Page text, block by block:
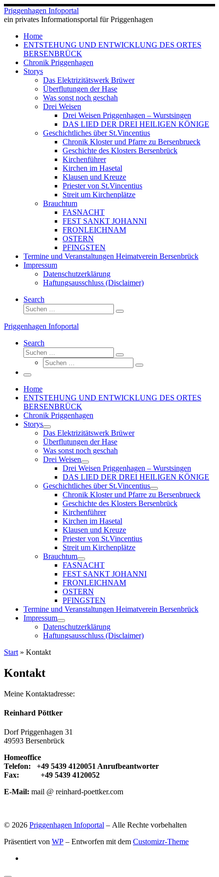
Zum
Inhalt
springen
Priggenhagen Infoportal
ein privates Informationsportal für Priggenhagen
Home
ENTSTEHUNG UND ENTWICKLUNG DES ORTES
BERSENBRÜCK
Chronik Priggenhagen
Storys
Das Elektrizitätswerk Brüwer
Überflutungen der Hase
Was sonst noch geschah
Drei Weisen
Drei Weisen Priggenhagen – Wurstsingen
DAS LIED DER DREI HEILIGEN KÖNIGE
Geschichtliches über St.Vincentius
Chronik Kloster und Pfarre zu Bersenbrueck
Geschichte des Klosters Bersenbrück
Kirchenführer
Kirchen im Hasetal
Klausen und Kreuze
Priester von St.Vincentius
Streit um Kirchenplätze
Brauchtum
FASNACHT
FEST SANKT JOHANNI
FRONLEICHNAM
OSTERN
PFINGSTEN
Termine und Veranstaltungen Heimatverein Bersenbrück
Impressum
Datenschutzerklärung
Haftungsausschluss (Disclaimer)
Search
Suche
Suchen …
Priggenhagen Infoportal
Search
Suche
Suchen …
Suche
Suchen …
Menü
Home
ENTSTEHUNG UND ENTWICKLUNG DES ORTES
BERSENBRÜCK
Chronik Priggenhagen
Storys
Das Elektrizitätswerk Brüwer
Überflutungen der Hase
Was sonst noch geschah
Drei Weisen
Drei Weisen Priggenhagen – Wurstsingen
DAS LIED DER DREI HEILIGEN KÖNIGE
Geschichtliches über St.Vincentius
Chronik Kloster und Pfarre zu Bersenbrueck
Geschichte des Klosters Bersenbrück
Kirchenführer
Kirchen im Hasetal
Klausen und Kreuze
Priester von St.Vincentius
Streit um Kirchenplätze
Brauchtum
FASNACHT
FEST SANKT JOHANNI
FRONLEICHNAM
OSTERN
PFINGSTEN
Termine und Veranstaltungen Heimatverein Bersenbrück
Impressum
Datenschutzerklärung
Haftungsausschluss (Disclaimer)
Start » Kontakt
Kontakt
Meine Kontaktadresse:
Reinhard Pöttker
Dorf Priggenhagen 31
49593 Bersenbrück
Homeoffice
Telefon: +49 5439 4120051 Anrufbeantworter
Fax: +49 5439 4120052
E-Mail: mail @ reinhard-poettker.com
© 2026 Priggenhagen Infoportal – Alle Rechte vorbehalten
Präsentiert von WP – Entworfen mit dem Customizr-Theme